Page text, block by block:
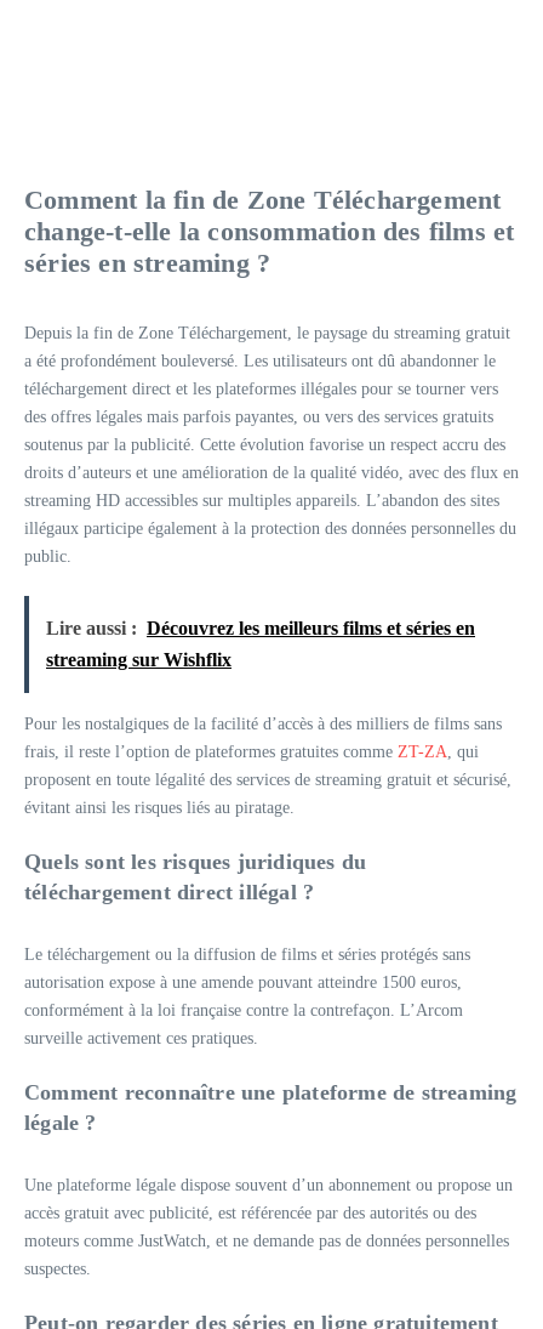
Comment la fin de Zone Téléchargement
change-t-elle la consommation des films et
séries en streaming ?
Depuis la fin de Zone Téléchargement, le paysage du streaming gratuit
a été profondément bouleversé. Les utilisateurs ont dû abandonner le
téléchargement direct et les plateformes illégales pour se tourner vers
des offres légales mais parfois payantes, ou vers des services gratuits
soutenus par la publicité. Cette évolution favorise un respect accru des
droits d’auteurs et une amélioration de la qualité vidéo, avec des flux en
streaming HD accessibles sur multiples appareils. L’abandon des sites
illégaux participe également à la protection des données personnelles du
public.
Lire aussi : Découvrez les meilleurs films et séries en
streaming sur Wishflix
Pour les nostalgiques de la facilité d’accès à des milliers de films sans
frais, il reste l’option de plateformes gratuites comme ZT-ZA, qui
proposent en toute légalité des services de streaming gratuit et sécurisé,
évitant ainsi les risques liés au piratage.
Quels sont les risques juridiques du
téléchargement direct illégal ?
Le téléchargement ou la diffusion de films et séries protégés sans
autorisation expose à une amende pouvant atteindre 1500 euros,
conformément à la loi française contre la contrefaçon. L’Arcom
surveille activement ces pratiques.
Comment reconnaître une plateforme de streaming
légale ?
Une plateforme légale dispose souvent d’un abonnement ou propose un
accès gratuit avec publicité, est référencée par des autorités ou des
moteurs comme JustWatch, et ne demande pas de données personnelles
suspectes.
Peut-on regarder des séries en ligne gratuitement